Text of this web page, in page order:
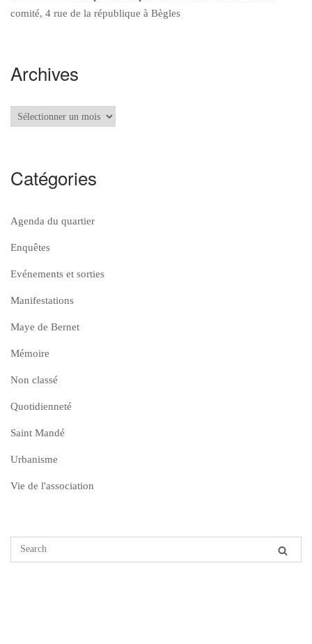
comité, 4 rue de la république à Bègles
Archives
Archives
Catégories
Agenda du quartier
Enquêtes
Evénements et sorties
Manifestations
Maye de Bernet
Mémoire
Non classé
Quotidienneté
Saint Mandé
Urbanisme
Vie de l'association